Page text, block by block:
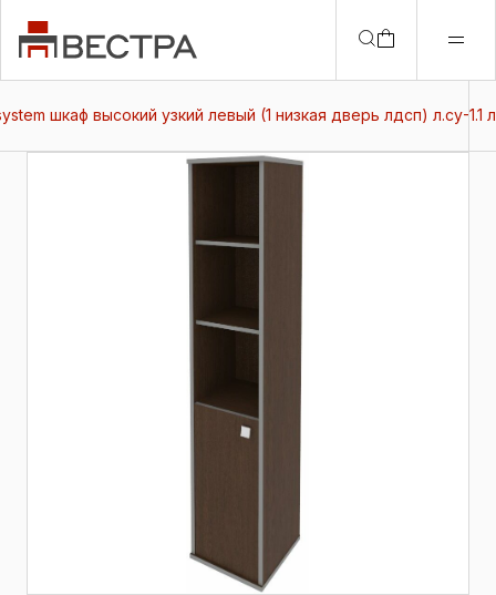
шкаф высокий узкий левый (1 низкая дверь лдсп) л.су-1.1 л